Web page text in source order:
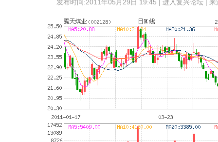
发布时间:2011年05月29日 19:45 | 进入复兴论坛| 来